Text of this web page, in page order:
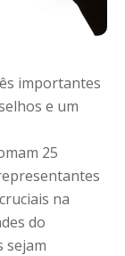
importantes
e um
25
na
do
sejam